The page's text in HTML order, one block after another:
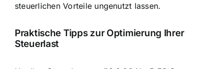
steuerlichen Vorteile ungenutzt lassen.
Praktische Tipps zur Optimierung Ihrer
Steuerlast